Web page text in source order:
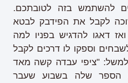
להשתמש בזה לטובתכם.
לקבל את הפידבק לבטא
דאגו להדגיש בפניו למה
וספקו לו דרכים לקבל
"ציפי עבדה קשה מאד
הספר שלה בשבוע שעבר